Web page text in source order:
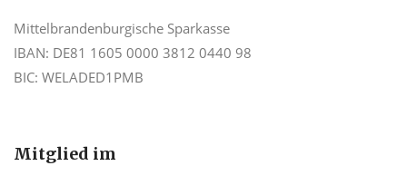
Mittelbrandenburgische Sparkasse
IBAN: DE81 1605 0000 3812 0440 98
BIC: WELADED1PMB
Mitglied im